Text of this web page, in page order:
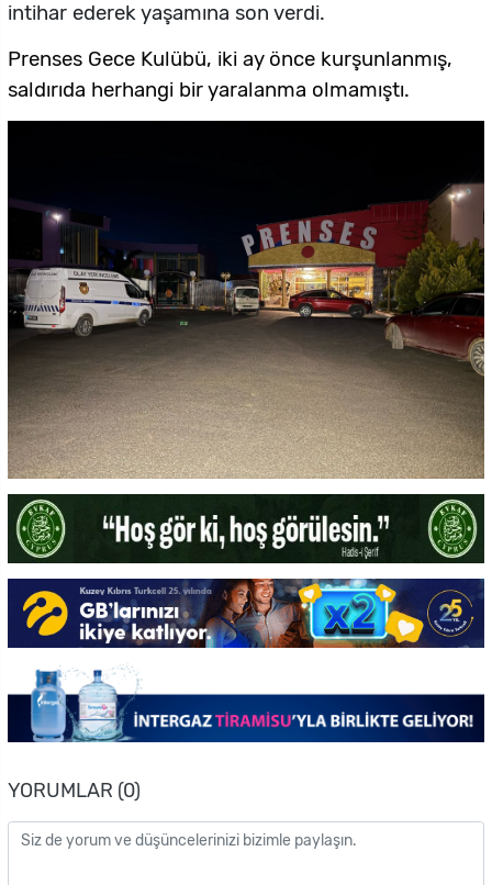
intihar ederek yaşamına son verdi.
Prenses Gece Kulübü, iki ay önce kurşunlanmış,
saldırıda herhangi bir yaralanma olmamıştı.
YORUMLAR (0)